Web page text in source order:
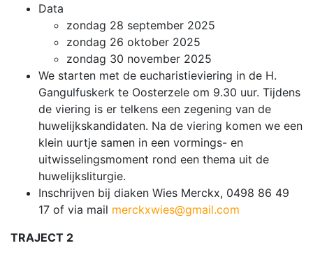
Data
zondag 28 september 2025
zondag 26 oktober 2025
zondag 30 november 2025
We starten met de eucharistieviering in de H.
Gangulfuskerk te Oosterzele om 9.30 uur. Tijdens
de viering is er telkens een zegening van de
huwelijkskandidaten. Na de viering komen we een
klein uurtje samen in een vormings- en
uitwisselingsmoment rond een thema uit de
huwelijksliturgie.
Inschrijven bij diaken Wies Merckx, 0498 86 49
17 of via mail merckxwies@gmail.com
TRAJECT 2